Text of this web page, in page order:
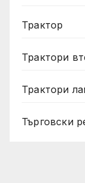
Трактор
Трактори
Трактори
Търговски